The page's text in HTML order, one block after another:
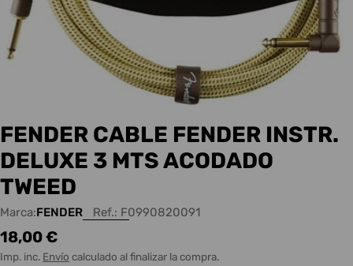
FENDER CABLE FENDER INSTR.
DELUXE 3 MTS ACODADO
TWEED
Marca:FENDER Ref.: F0990820091
Precio
habitual
18,00 €
Imp. inc. Envío calculado al finalizar la compra.